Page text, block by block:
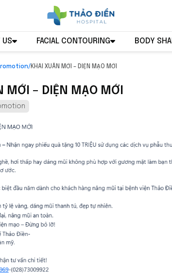
US FACIAL CONTOURING BODY
/KHAI XUÂN MỚI – DIỆN MẠO MỚI
MỚI – DIỆN MẠO MỚI